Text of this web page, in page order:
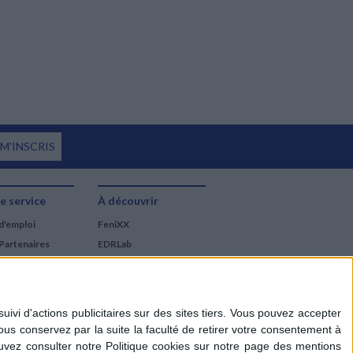
M'INSCRIS
service À découvrir
FeniXX
EDRLab
Cercle de la librairie
Les chèques cadeaux
Mollat